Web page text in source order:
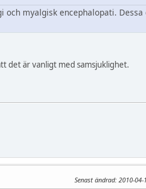
myalgisk encephalopati. Dessa
det är vanligt med samsjuklighet.
Senast ändrad: 2010-04-